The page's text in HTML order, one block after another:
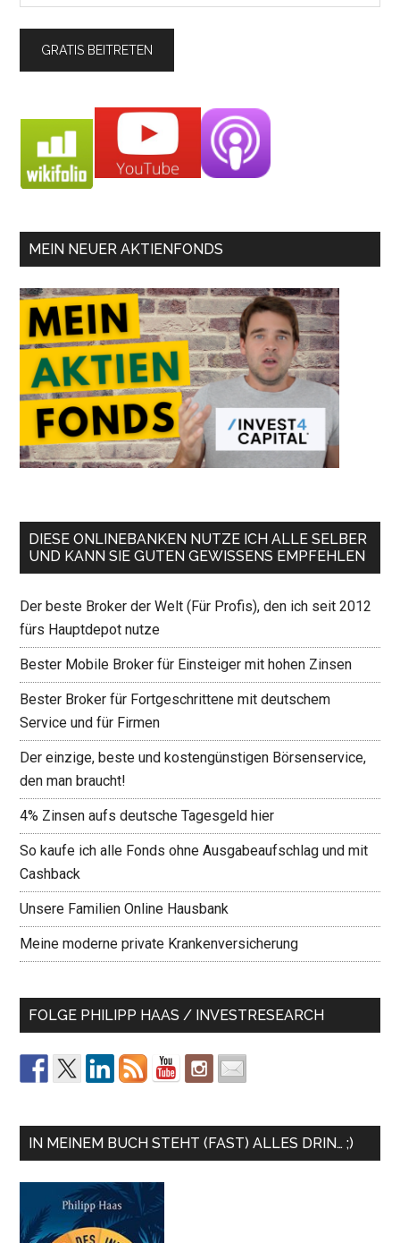
MEIN NEUER AKTIENFONDS
DIESE ONLINEBANKEN NUTZE ICH ALLE SELBER
UND KANN SIE GUTEN GEWISSENS EMPFEHLEN
Der beste Broker der Welt (Für Profis), den ich seit 2012
fürs Hauptdepot nutze
Bester Mobile Broker für Einsteiger mit hohen Zinsen
Bester Broker für Fortgeschrittene mit deutschem
Service und für Firmen
Der einzige, beste und kostengünstigen Börsenservice,
den man braucht!
4% Zinsen aufs deutsche Tagesgeld hier
So kaufe ich alle Fonds ohne Ausgabeaufschlag und mit
Cashback
Unsere Familien Online Hausbank
Meine moderne private Krankenversicherung
FOLGE PHILIPP HAAS / INVESTRESEARCH
IN MEINEM BUCH STEHT (FAST) ALLES DRIN… ;)